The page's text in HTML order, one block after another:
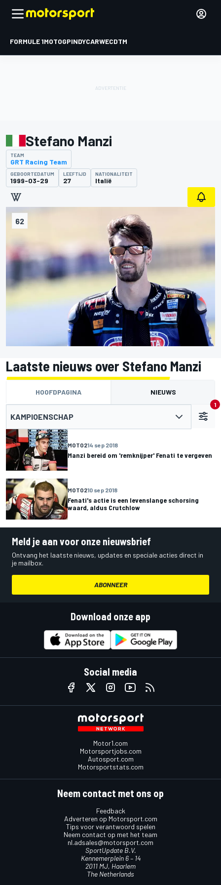
FORMULE 1MOTOGPINDYCARWECDTM
62
Stefano Manzi
TEAM
GRT Racing Team
GEBOORTEDATUM
1999-03-29
LEEFTIJD
27
NATIONALITEIT
Italië
Laatste nieuws over Stefano Manzi
HOOFDPAGINA NIEUWS
KAMPIOENSCHAP
1
MOTO214 sep 2018
Manzi bereid om 'remknijper' Fenati te vergeven
MOTO210 sep 2018
Fenati's actie is een levenslange schorsing
waard, aldus Crutchlow
Meld je aan voor onze nieuwsbrief
Ontvang het laatste nieuws, updates en speciale acties direct in
je mailbox.
ABONNEER
Download onze app
Social media
Motor1.com
Motorsportjobs.com
Autosport.com
Motorsportstats.com
Neem contact met ons op
Feedback
Adverteren op Motorsport.com
Tips voor verantwoord spelen
Neem contact op met het team
nl.adsales@motorsport.com
SportUpdate B.V.
Kennemerplein 6 – 14
2011 MJ, Haarlem
The Netherlands